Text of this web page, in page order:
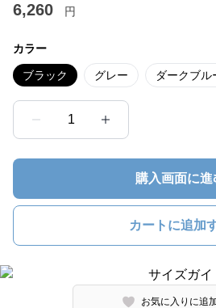
6,260 円
カラー
ブラック グレー ダークブル
1
購入画面に進
カートに追加
お気に入りに追